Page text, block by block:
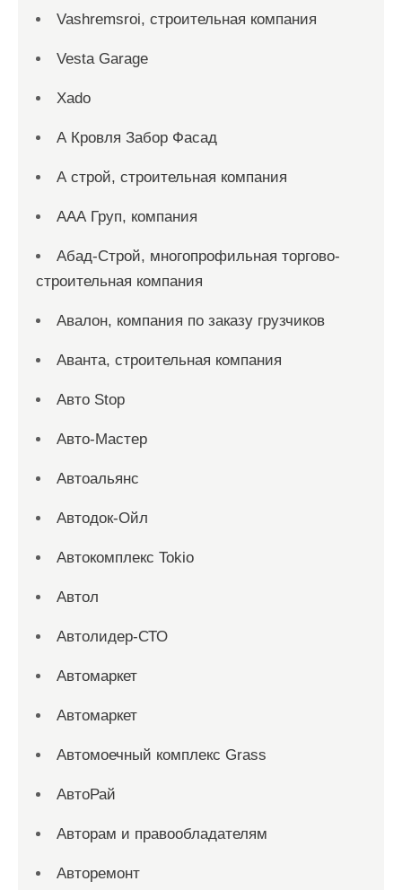
Vashremsroi, строительная компания
Vesta Garage
Xado
А Кровля Забор Фасад
А строй, строительная компания
ААА Груп, компания
Абад-Строй, многопрофильная торгово-
строительная компания
Авалон, компания по заказу грузчиков
Аванта, строительная компания
Авто Stop
Авто-Мастер
Автоальянс
Автодок-Ойл
Автокомплекс Tokio
Автол
Автолидер-СТО
Автомаркет
Автомаркет
Автомоечный комплекс Grass
АвтоРай
Авторам и правообладателям
Авторемонт